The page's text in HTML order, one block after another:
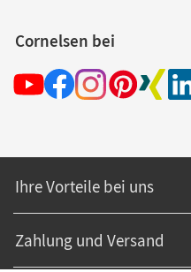
Cornelsen bei
Ihre Vorteile bei uns
Zahlung und Versand